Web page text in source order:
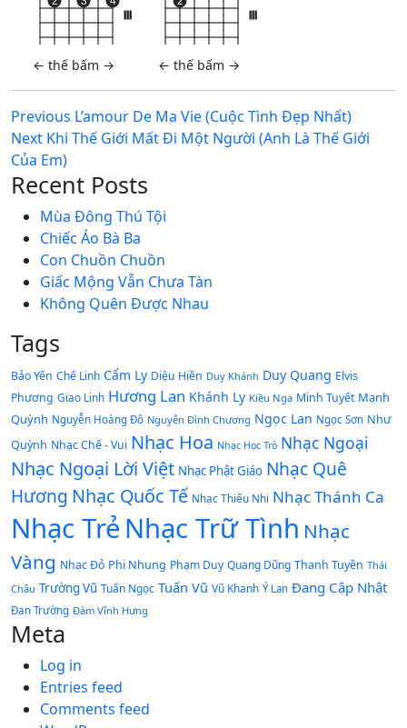
← thế bấm → ← thế bấm →
Post
navigation
Previous Previous
post:
L’amour De Ma Vie (Cuộc Tình Đẹp Nhất)
Next Next
post:
Khi Thế Giới Mất Đi Một Người (Anh Là Thế Giới
Của Em)
Recent Posts
Mùa Đông Thú Tội
Chiếc Áo Bà Ba
Con Chuồn Chuồn
Giấc Mộng Vẫn Chưa Tàn
Không Quên Được Nhau
Tags
Bảo Yến Chế Linh Cẩm Ly Diệu Hiền Duy Khánh Duy Quang Elvis
Phương Giao Linh Hương Lan Khánh Ly Kiều Nga Minh Tuyết Mạnh
Quỳnh Nguyễn Hoàng Đô Nguyễn Đình Chương Ngọc Lan Ngọc Sơn Như
Quỳnh Nhạc Chế - Vui Nhạc Hoa Nhạc Học Trò Nhạc Ngoại
Nhạc Ngoại Lời Việt Nhạc Phật Giáo Nhạc Quê
Hương Nhạc Quốc Tế Nhạc Thiếu Nhi Nhạc Thánh Ca
Nhạc Trẻ Nhạc Trữ Tình Nhạc
Vàng Nhạc Đỏ Phi Nhung Phạm Duy Quang Dũng Thanh Tuyền Thái
Châu Trường Vũ Tuấn Ngọc Tuấn Vũ Vũ Khanh Ý Lan Đang Cập Nhật
Đan Trường Đàm Vĩnh Hưng
Meta
Log in
Entries feed
Comments feed